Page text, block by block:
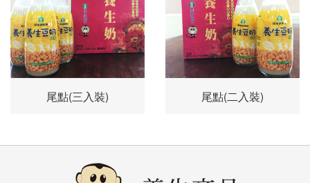
尾點(三入裝) 尾點(二入裝)